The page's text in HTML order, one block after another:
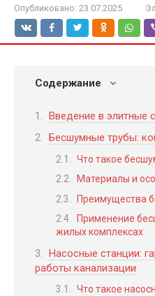
Опубликовано: 23.07.2025
Содержание
Введение в элитные
Бесшумные трубы:
Что такое
Материалы и
Преимущества
Применение
жилых комплексах
Насосные станции:
работы канализации
Что такое